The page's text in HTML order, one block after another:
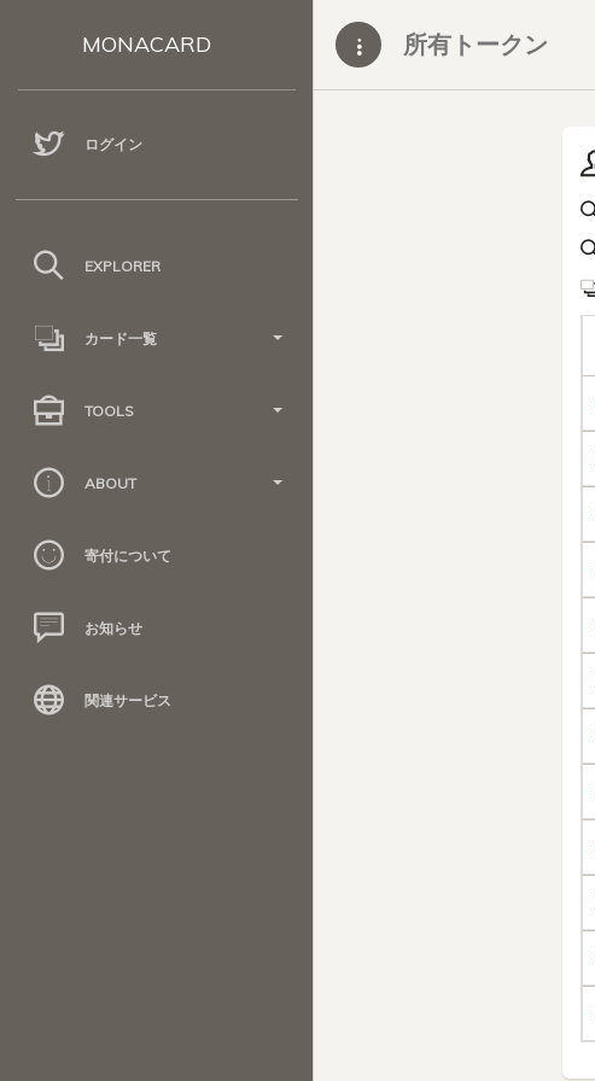
MONACARD
ログイン
EXPLORER
カード一覧
TOOLS
ABOUT
寄付について
お知らせ
関連サービス
所有トークン